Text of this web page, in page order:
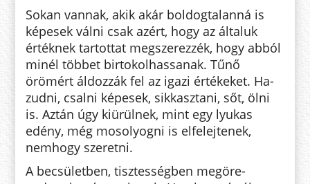
Sokan vannak, akik akár boldogtalanná is
képesek válni csak azért, hogy az általuk
értéknek tartottat meg­szerezzék, hogy abból
minél többet birtokolhassanak. Tűnő
örömért ál­dozzák fel az igazi értékeket. Ha­
zud­ni, csalni képesek, sikkasztani, sőt, ölni
is. Aztán úgy kiürülnek, mint egy lyukas
edény, még mo­so­lyog­ni is elfelejtenek,
nemhogy sze­ret­ni.
A becsületben, tisztességben meg­ö­­re­